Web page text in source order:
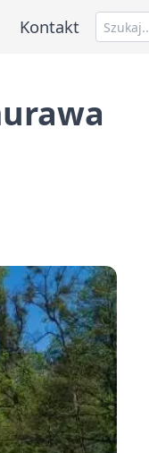
Kontakt